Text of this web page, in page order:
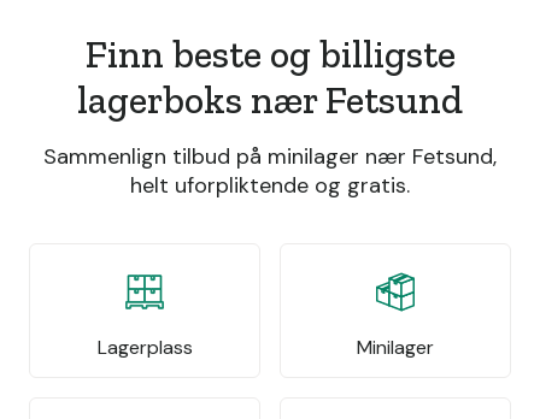
Finn beste og billigste
lagerboks nær Fetsund
Sammenlign tilbud på minilager nær Fetsund,
helt uforpliktende og gratis.
Lagerplass Minilager